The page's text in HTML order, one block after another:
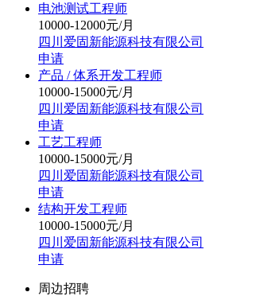
电池测试工程师
10000-12000元/月
四川爱固新能源科技有限公司
申请
产品 / 体系开发工程师
10000-15000元/月
四川爱固新能源科技有限公司
申请
工艺工程师
10000-15000元/月
四川爱固新能源科技有限公司
申请
结构开发工程师
10000-15000元/月
四川爱固新能源科技有限公司
申请
周边招聘